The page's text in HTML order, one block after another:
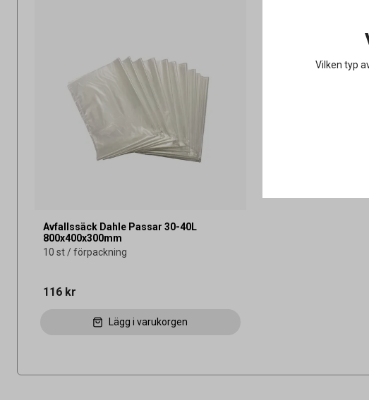
Avfallssäck Dahle Passar 30-40L
800x400x300mm
10 st / förpackning
116 kr
Lägg i varukorgen
Vilken typ